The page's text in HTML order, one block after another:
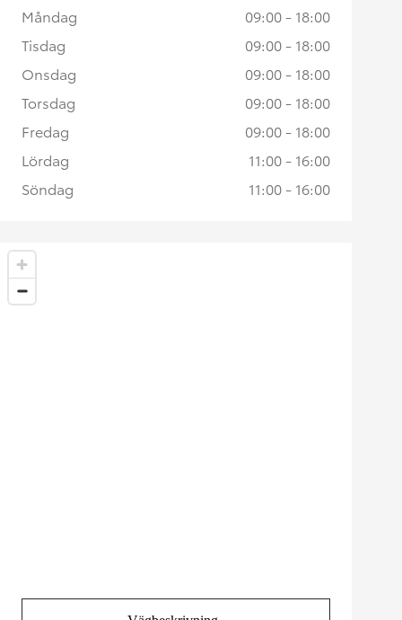
Måndag
09:00 - 18:00
Tisdag
09:00 - 18:00
Onsdag
09:00 - 18:00
Torsdag
09:00 - 18:00
Fredag
09:00 - 18:00
Lördag
11:00 - 16:00
Söndag
11:00 - 16:00